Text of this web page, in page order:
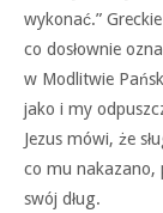
wykonać.”
co dosłownie
w Modlitwie
jako i my
Jezus mówi, że
co mu nakazano,
swój dług.